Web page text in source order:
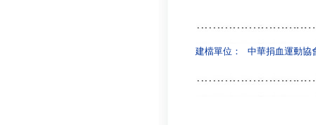
建檔單位： 中華捐血運動協